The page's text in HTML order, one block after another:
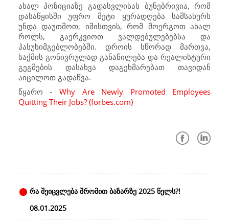
ახალ პოზიციაზე გადასვლისას ბუნებრივია, რომ
დასაწყისში უფრო მეტი ყურადღება სამსახურს
უნდა დაუთმოთ, იმისთვის, რომ მოერგოთ ახალ
როლს, გაერკვიოთ ვალდებულებებსა და
პასუხიმგებლობებში. დროის სწორად მართვა,
საქმის გონივრულად განაწილება და რეალისტური
გეგმების დასახვა დაგეხმარებათ თავიდან
აიცილოთ გადაწვა.
წყარო - Why Are Newly Promoted Employees
Quitting Their Jobs? (forbes.com)
რა შეიცვლება შრომით ბაზარზე 2025 წელს?!
08.01.2025